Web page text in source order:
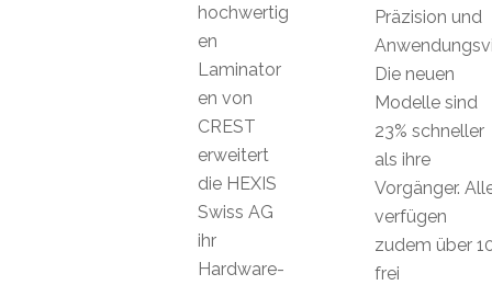
Präzision und
Die neuen
Modelle sind
23% schneller
als ihre
Vorgänger.
verfügen
zudem über
frei
hochwertig
en
Laminator
en von
CREST
erweitert
die HEXIS
Swiss AG
ihr
Hardware-